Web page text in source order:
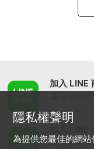
加入 LINE
為企業客
隱私權聲明
為提供您最佳的網